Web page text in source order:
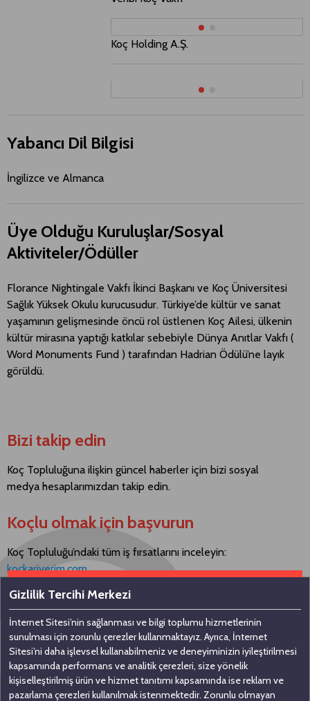
Koç Holding A.Ş.
Yabancı Dil Bilgisi
İngilizce ve Almanca
Üye Olduğu Kuruluşlar/Sosyal
Aktiviteler/Ödüller
Florance Nightingale Vakfı İkinci Başkanı ve Koç Üniversitesi
Sağlık Yüksek Okulu kurucusudur. Türkiye’de kültür ve sanat
yaşamının gelişmesinde öncü rol üstlenen Koç Ailesi, ülkenin
kültür mirasına yaptığı katkılar sebebiyle Dünya Anıtlar Vakfı (
Word Monuments Fund ) tarafından Hadrian Ödülü’ne layık
görüldü.
Bizi takip edin
Koç Topluluğuna ilişkin güncel haberler için bizi sosyal
medya hesaplarımızdan takip edin.
Koçlu olmak için başvurun
Koç Topluluğu’ndaki tüm iş fırsatlarını inceleyin:
kockariyerim.com
Bizimle iletişime geçin
Koç Holding A.Ş
Nakkaştepe, Azizbey Sokak, No: 1,
Gizlilik Tercihi Merkezi
İnternet Sitesi’nin sağlanması ve bilgi toplumu hizmetlerinin
sunulması için zorunlu çerezler kullanmaktayız. Ayrıca, İnternet
Sitesi’ni daha işlevsel kullanabilmeniz ve deneyiminizin iyileştirilmesi
kapsamında performans ve analitik çerezleri, size yönelik
kişiselleştirilmiş ürün ve hizmet tanıtımı kapsamında ise reklam ve
pazarlama çerezleri kullanılmak istenmektedir. Zorunlu olmayan